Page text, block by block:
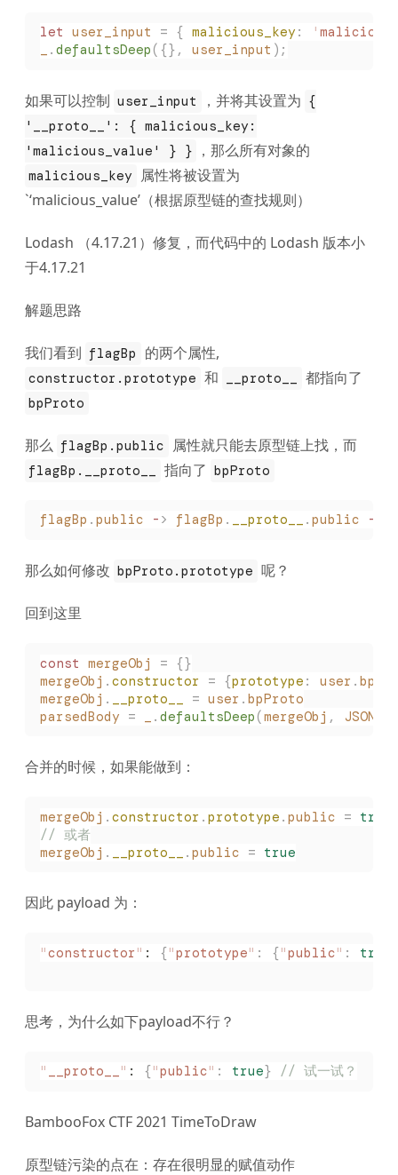
let user_input = { malicious_key : '
_ . defaultsDeep ({}, user_input );
如果可以控制 user_input ，并将其设置为 {
'__proto__': { malicious_key:
'malicious_value' } } ，那么所有对象的
malicious_key 属性将被设置为
`‘malicious_value’（根据原型链的查找规则）
Lodash （4.17.21）修复，而代码中的 Lodash 版本小
于4.17.21
解题思路
我们看到 flagBp 的两个属性,
constructor.prototype 和 __proto__ 都指向了
bpProto
那么 flagBp.public 属性就只能去原型链上找，而
flagBp.__proto__ 指向了 bpProto
flagBp . public - > flagBp . __proto__ . public -
那么如何修改 bpProto.prototype 呢？
回到这里
const mergeObj = {}
mergeObj . constructor = {prototype : user .
mergeObj . __proto__ = user . bpProto
parsedBody = . defaultsDeep (mergeObj , JSON
合并的时候，如果能做到：
mergeObj . constructor . prototype . public = true
// 或者
mergeObj . __proto__ . public = true
因此 payload 为：
"constructor " : {"prototype" : {"public" : true
思考，为什么如下payload不行？
" __proto__" : {"public" : true} // 试一试？
BambooFox CTF 2021 TimeToDraw
原型链污染的点在：存在很明显的赋值动作